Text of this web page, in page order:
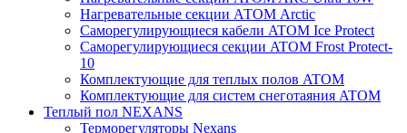
Нагревательные секции АТОМ Arctic
Саморегулирующиеся кабели ATOM Ice Protect
Саморегулирующиеся секции ATOM Frost Protect-
10
Комплектующие для теплых полов ATOM
Комплектующие для систем снеготаяния ATOM
Теплый пол NEXANS
Терморегуляторы Nexans